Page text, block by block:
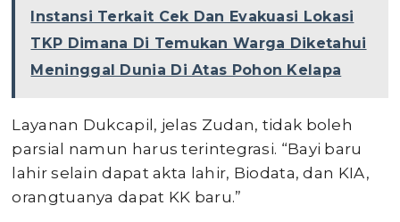
Instansi Terkait Cek Dan Evakuasi Lokasi
TKP Dimana Di Temukan Warga Diketahui
Meninggal Dunia Di Atas Pohon Kelapa
Layanan Dukcapil, jelas Zudan, tidak boleh
parsial namun harus terintegrasi. “Bayi baru
lahir selain dapat akta lahir, Biodata, dan KIA,
orangtuanya dapat KK baru.”